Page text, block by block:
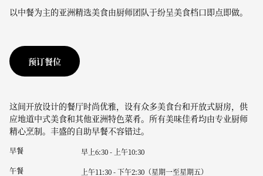
以中餐为主的亚洲精选美食由厨师团队于纷呈美食档口即点即做。
预订餐位
这间开放设计的餐厅时尚优雅，设有众多美食台和开放式厨房，供
应地道中式美食和其他亚洲特色菜肴。所有美味佳肴均由专业厨师
精心烹制。丰盛的自助早餐不容错过。
早餐
早上6:30 - 上午10:30
午餐
上午11:30 - 下午2:30（星期一至星期五）